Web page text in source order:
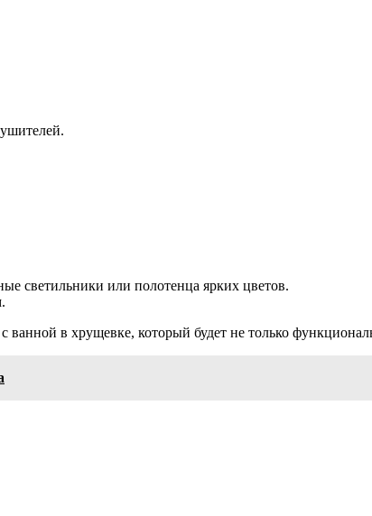
светильники или полотенца ярких цветов.
в хрущевке, который будет не только